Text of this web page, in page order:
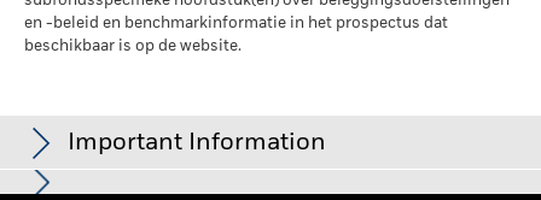
valutaschommelingen als uw belegging wordt gedaan in een
andere valuta dan die gebruikt in de berekening van de
Research, geldt het volgende: voor ketelkool 0,00% en voor
oliezand 0,00%.
betrokkenheid van elk bedrijf verstrekt. BlackRock maakt
gebruik van die gegevens om een overzicht te geven van alle
en -beleid en benchmarkinformatie in het prospectus dat
beschikbaar is op de website.
Important Information